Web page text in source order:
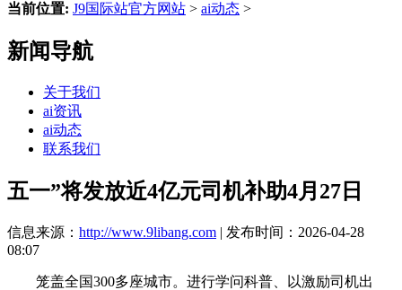
当前位置: J9国际站官方网站 > ai动态 >
新闻导航
关于我们
ai资讯
ai动态
联系我们
五一”将发放近4亿元司机补助4月27日
信息来源： http://www.9libang.com | 发布时间：2026-04-28
08:07
笼盖全国300多座城市。进行学问科普、以激励司机出